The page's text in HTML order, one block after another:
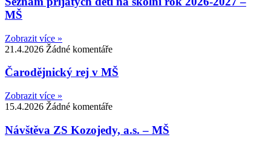
MŠ
Zobrazit více »
21.4.2026 Žádné komentáře
Čarodějnický rej v MŠ
Zobrazit více »
15.4.2026 Žádné komentáře
Návštěva ZS Kozojedy, a.s. – MŠ